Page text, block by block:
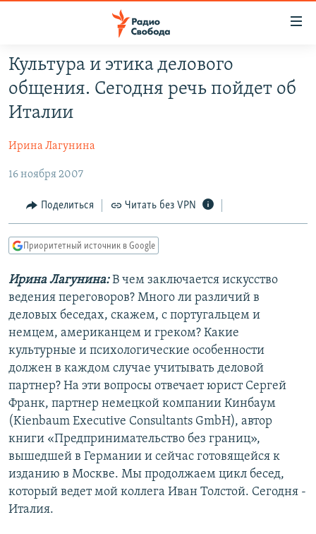
упрощенного
доступа
Вернуться
основному
Вернутся
главной
навигации
Вернутся
поиску
ПРОГРАММЫ
ПОДКАСТЫ
ЦИТАТЫ СВОБОДЫ
МНЕНИЯ
КУЛЬТУРА
IDEL.РЕАЛИИ
КАВКАЗ.РЕАЛИИ
СЕВЕР.РЕАЛИИ
СИБИРЬ.РЕАЛИИ
РАСПИСАНИЕ ВЕЩАНИЯ
ПОДПИШИТЕСЬ НА РАССЫЛКУ
СОЦИАЛЬНЫЕ СЕТИ
Все сайты РСЕ/РС
Культура и этика делового
общения. Сегодня речь пойдет об
Италии
Ирина Лагунина
16 ноября 2007
Поделиться Читать без VPN
Приоритетный источник в Google
Ирина Лагунина:В чем заключается искусство
ведения переговоров? Много ли различий в
деловых беседах, скажем, с португальцем и
немцем, американцем и греком? Какие
культурные и психологические особенности
должен в каждом случае учитывать деловой
партнер? На эти вопросы отвечает юрист Сергей
Франк, партнер немецкой компании Кинбаум
(Kienbaum Executive Consultants GmbH), автор
книги «Предпринимательство без границ»,
вышедшей в Германии и сейчас готовящейся к
изданию в Москве. Мы продолжаем цикл бесед,
который ведет мой коллега Иван Толстой. Сегодня -
Италия.